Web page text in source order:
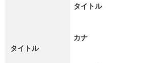
タイトル
タイトル
カナ